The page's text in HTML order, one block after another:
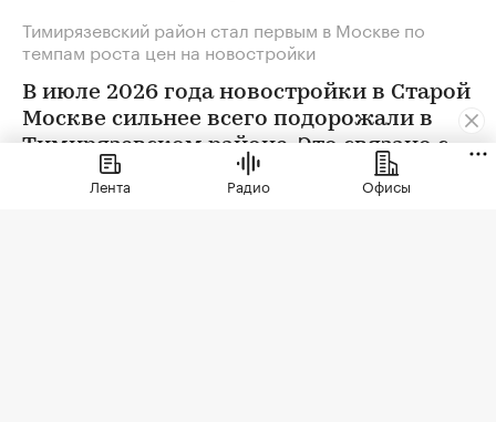
Тимирязевский район стал первым в Москве по
темпам роста цен на новостройки
В июле 2026 года новостройки в Старой
Москве сильнее всего подорожали в
Тимирязевском районе. Это связано с
появлением в экспозиции нового
проекта бизнес-класса
Лента Радио Офисы